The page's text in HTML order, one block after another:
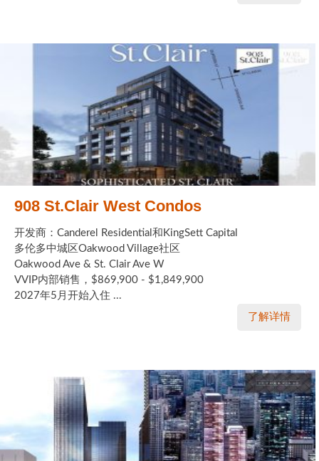
908 St.Clair West Condos
开发商：Canderel Residential和KingSett Capital
多伦多中城区Oakwood Village社区
Oakwood Ave & St. Clair Ave W
VVIP内部销售，$869,900 - $1,849,900
2027年5月开始入住 ...
了解详情